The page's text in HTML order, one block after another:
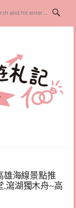
雄海線景點推
.瀉湖獨木舟~高